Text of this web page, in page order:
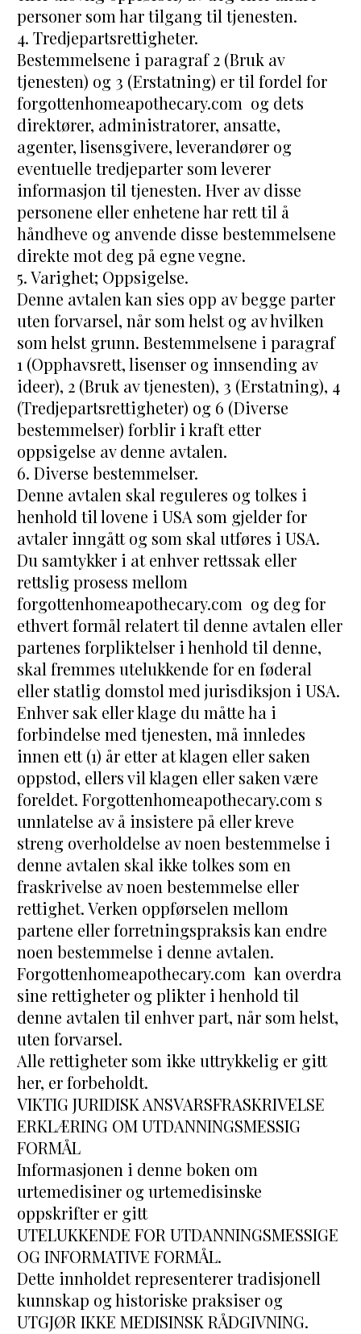
personer som har tilgang til tjenesten.
4. Tredjepartsrettigheter.
Bestemmelsene i paragraf 2 (Bruk av
tjenesten) og 3 (Erstatning) er til fordel for
forgottenhomeapothecary.com  og dets
direktører, administratorer, ansatte,
agenter, lisensgivere, leverandører og
eventuelle tredjeparter som leverer
informasjon til tjenesten. Hver av disse
personene eller enhetene har rett til å
håndheve og anvende disse bestemmelsene
direkte mot deg på egne vegne.
5. Varighet; Oppsigelse.
Denne avtalen kan sies opp av begge parter
uten forvarsel, når som helst og av hvilken
som helst grunn. Bestemmelsene i paragraf
1 (Opphavsrett, lisenser og innsending av
ideer), 2 (Bruk av tjenesten), 3 (Erstatning), 4
(Tredjepartsrettigheter) og 6 (Diverse
bestemmelser) forblir i kraft etter
oppsigelse av denne avtalen.
6. Diverse bestemmelser.
Denne avtalen skal reguleres og tolkes i
henhold til lovene i USA som gjelder for
avtaler inngått og som skal utføres i USA.
Du samtykker i at enhver rettssak eller
rettslig prosess mellom
forgottenhomeapothecary.com  og deg for
ethvert formål relatert til denne avtalen eller
partenes forpliktelser i henhold til denne,
skal fremmes utelukkende for en føderal
eller statlig domstol med jurisdiksjon i USA.
Enhver sak eller klage du måtte ha i
forbindelse med tjenesten, må innledes
innen ett (1) år etter at klagen eller saken
oppstod, ellers vil klagen eller saken være
foreldet. Forgottenhomeapothecary.com s
unnlatelse av å insistere på eller kreve
streng overholdelse av noen bestemmelse i
denne avtalen skal ikke tolkes som en
fraskrivelse av noen bestemmelse eller
rettighet. Verken oppførselen mellom
partene eller forretningspraksis kan endre
noen bestemmelse i denne avtalen.
Forgottenhomeapothecary.com  kan overdra
sine rettigheter og plikter i henhold til
denne avtalen til enhver part, når som helst,
uten forvarsel.
Alle rettigheter som ikke uttrykkelig er gitt
her, er forbeholdt.
VIKTIG JURIDISK ANSVARSFRASKRIVELSE
ERKLÆRING OM UTDANNINGSMESSIG
FORMÅL
Informasjonen i denne boken om
urtemedisiner og urtemedisinske
oppskrifter er gitt
UTELUKKENDE FOR UTDANNINGSMESSIGE
OG INFORMATIVE FORMÅL.
Dette innholdet representerer tradisjonell
kunnskap og historiske praksiser og
UTGJØR IKKE MEDISINSK RÅDGIVNING.